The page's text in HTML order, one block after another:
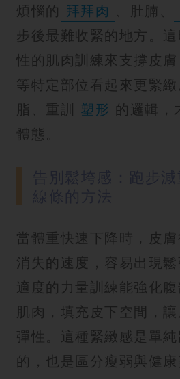
煩惱的 拜拜肉 、肚腩、
步後最難收緊的地方。
性的肌肉訓練來支撐皮
等特定部位看起來更緊
脂、重訓 塑形 的邏輯，
體態。
當體重快速下降時，皮
消失的速度，容易出現鬆
適度的力量訓練能強化
肌肉，填充皮下空間，
彈性。這種緊緻感是單
的，也是區分瘦弱與健康